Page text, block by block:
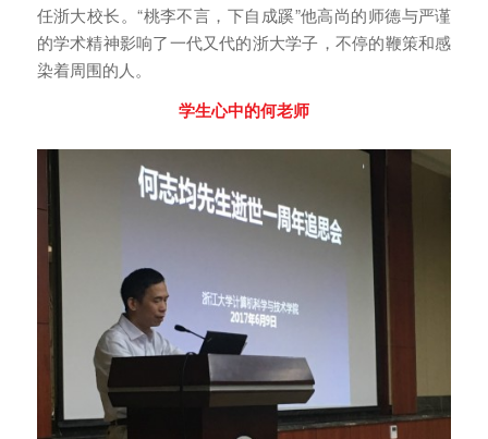
任浙大校长。“桃李不言，下自成蹊”他高尚的师德与严谨
的学术精神影响了一代又代的浙大学子，不停的鞭策和感
染着周围的人。
学生心中的何老师